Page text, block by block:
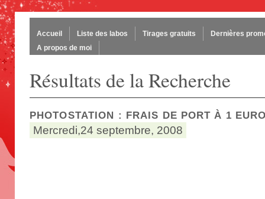
Accueil Liste des labos Tirages gratuits
Dernières
A propos de moi
Résultats de la Recherche
PHOTOSTATION : FRAIS DE PORT À 1
Mercredi,24 septembre, 2008